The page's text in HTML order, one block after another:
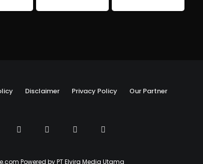
Disclaimer Privacy Policy Our Partner
Powered by PT Elvira Media Utama